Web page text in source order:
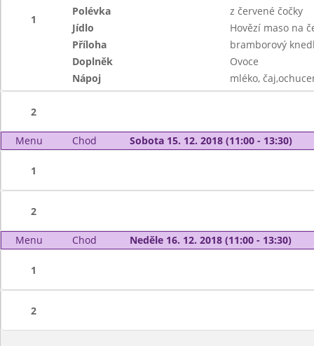
1
Polévka
z červené čočky
Jídlo
Hovězí maso na
Příloha
bramborový
Doplněk
Ovoce
Nápoj
mléko,
2
Menu Chod Sobota 15. 12. 2018 (11:00 - 13:30)
1
2
Menu Chod Neděle 16. 12. 2018 (11:00 - 13:30)
1
2